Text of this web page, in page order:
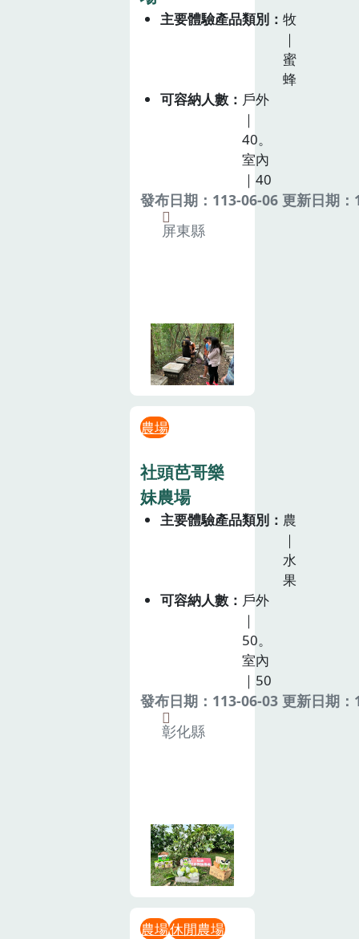
主要體驗產品類別
牧
｜
蜜
蜂
可容納人數
戶外
｜
40。
室內
｜40
發布日期：113-06-06 更新日期
屏東縣
農場
社頭芭哥樂
妹農場
主要體驗產品類別
農
｜
水
果
可容納人數
戶外
｜
50。
室內
｜50
發布日期：113-06-03 更新日期
彰化縣
農場休閒農場